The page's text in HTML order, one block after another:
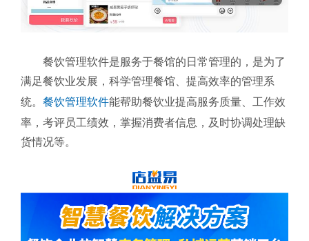
餐饮管理软件是服务于餐馆的日常管理的，是为了
满足餐饮业发展，科学管理餐馆、提高效率的管理系
统。 餐饮管理软件能帮助餐饮业提高服务质量、工作效
率，考评员工绩效，掌握消费者信息，及时协调处理缺
货情况等。